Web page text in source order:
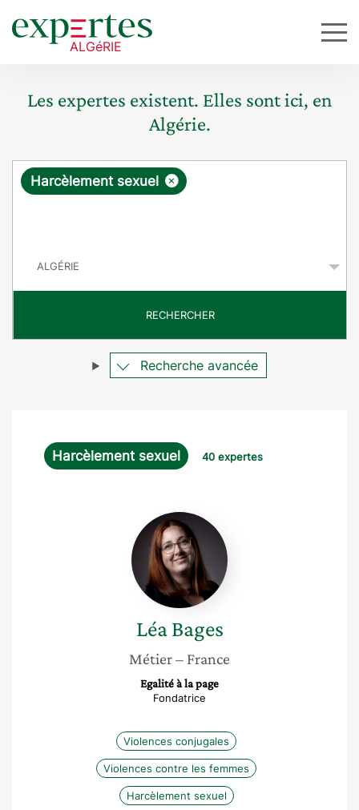
Les expertes existent. Elles sont ici, en
Algérie.
R
ê
e
×
Harcèlement sexuel
RECHERCHER
Recherche avancée
Harcèlement sexuel 40 expertes
Léa
Bages
Léa Bages
Métier– France
Egalité à la page
Fondatrice
Violences conjugales
Violences contre les femmes
Harcèlement sexuel